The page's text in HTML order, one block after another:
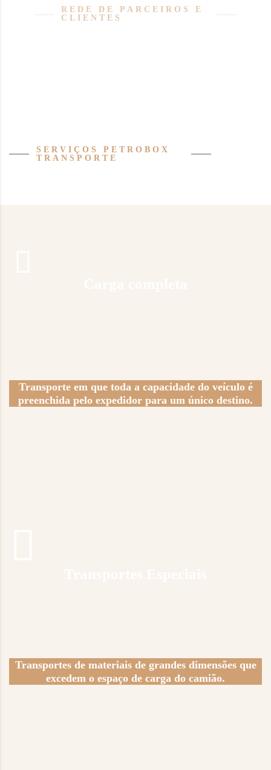
REDE DE PARCEIROS E
CLIENTES
SERVIÇOS PETROBOX
TRANSPORTE
Transporte em que toda a capacidade do veículo é
preenchida pelo expedidor para um único destino.
Transportes de materiais de grandes dimensões que
excedem o espaço de carga do camião.